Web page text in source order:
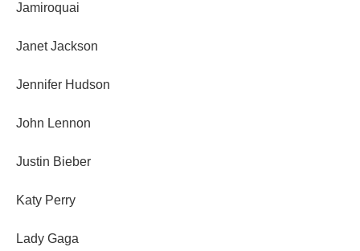
Jamiroquai
Janet Jackson
Jennifer Hudson
John Lennon
Justin Bieber
Katy Perry
Lady Gaga